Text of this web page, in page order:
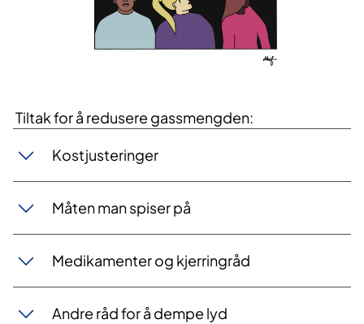
Tiltak for å redusere gassmengden:
Kostjusteringer
Måten man spiser på
Medikamenter og kjerringråd
Andre råd for å dempe lyd